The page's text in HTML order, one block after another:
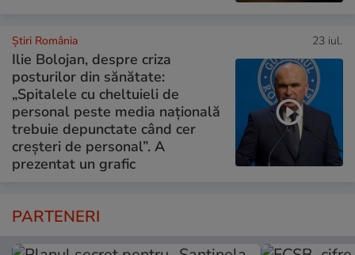
Știri România 23 iul.
Ilie Bolojan, despre criza
posturilor din sănătate:
„Spitalele cu cheltuieli de
personal peste media națională
trebuie depunctate când cer
creșteri de personal”. A
prezentat un grafic
PARTENERI